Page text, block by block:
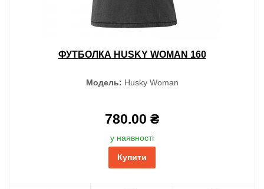
ФУТБОЛКА HUSKY WOMAN 160
Модель: Husky Woman
780.00 ₴
у наявності
Купити